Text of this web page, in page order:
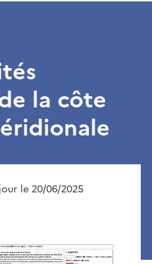
la côte
le 20/06/2025